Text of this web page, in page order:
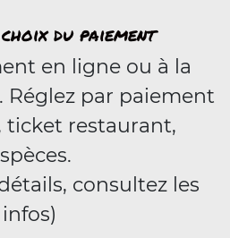
du paiement
en ligne ou à la
Réglez par paiement
ticket restaurant,
consultez les
infos)